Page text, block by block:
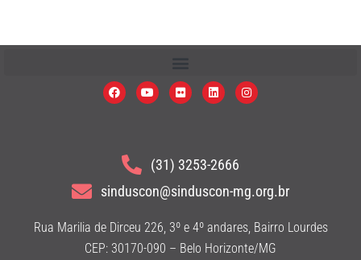
(31) 3253-2666
sinduscon@sinduscon-mg.org.br
Rua Marilia de Dirceu 226, 3º e 4º andares, Bairro Lourdes
CEP: 30170-090 – Belo Horizonte/MG